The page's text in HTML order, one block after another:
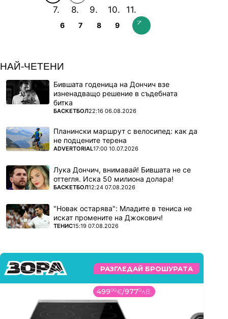
6 7 8 9
НАЙ-ЧЕТЕНИ
Бившата годеница на Дончич взе
изненадващо решение в съдебната
битка
ПОВЕЧЕ ОТ
БАСКЕТБОЛ22:16 06.08.2026
Планински маршрут с велосипед: как да
не подцените терена
ПОВЕЧЕ ОТ
ADVERTORIAL17:00 10.07.2026
Лука Дончич, внимавай! Бившата не се
оттегля. Иска 50 милиона долара!
ПОВЕЧЕ ОТ
БАСКЕТБОЛ12:24 07.08.2026
"Новак остарява": Младите в тениса не
искат промените на Джокович!
ПОВЕЧЕ ОТ
ТЕНИС15:19 07.08.2026
РАЗГЛЕДАЙ БРОШУРАТА
49999€/9779лв.